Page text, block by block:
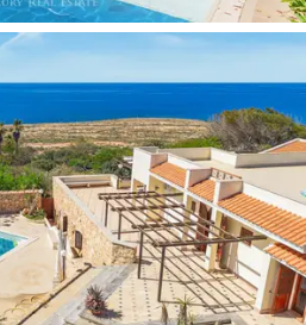
erilaisine
joista osa on katettuja, ja
miellyttävää virkistäytyä
oloissaan,2000 m2
puutarhassa,palmujen
välimeren
joista toinen on
myös kaksi autotallia.